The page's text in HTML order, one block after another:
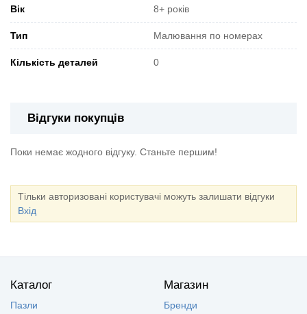
Вік 8+ років
Тип Малювання по номерах
Кількість деталей 0
Відгуки покупців
Поки немає жодного відгуку. Станьте першим!
Тільки авторизовані користувачі можуть залишати відгуки
Вхід
Каталог
Пазли
Магазин
Бренди